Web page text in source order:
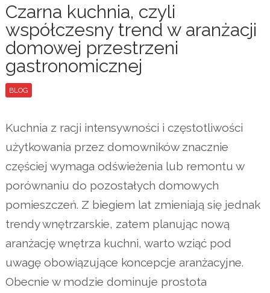
Czarna kuchnia, czyli
współczesny trend w aranżacji
domowej przestrzeni
gastronomicznej
BLOG
Kuchnia z racji intensywności i częstotliwości
użytkowania przez domowników znacznie
częściej wymaga odświeżenia lub remontu w
porównaniu do pozostałych domowych
pomieszczeń. Z biegiem lat zmieniają się jednak
trendy wnętrzarskie, zatem planując nową
aranżację wnętrza kuchni, warto wziąć pod
uwagę obowiązujące koncepcje aranżacyjne.
Obecnie w modzie dominuje prostota